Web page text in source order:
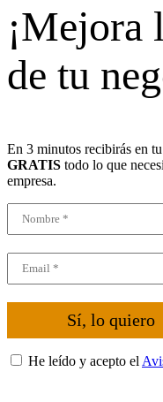
¡Mejora
de tu
En 3 minutos recibirás en
GRATIS todo lo que
empresa.
Sí, lo quiero
He leído y acepto el